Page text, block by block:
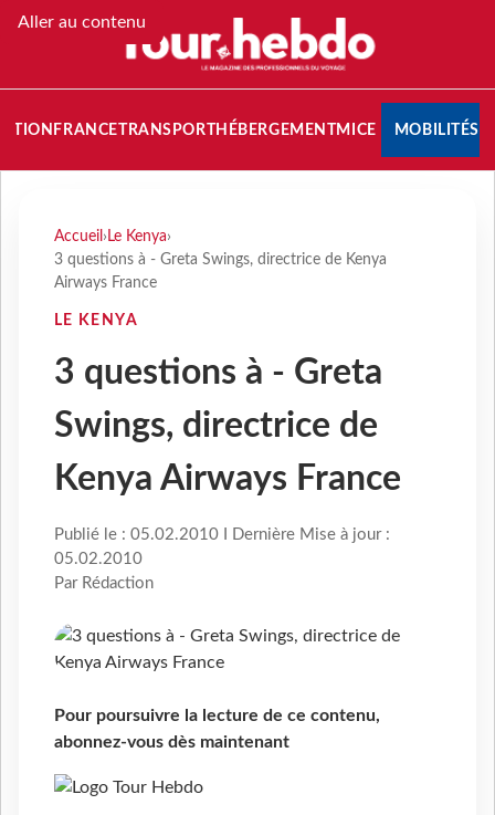
Aller au contenu
FRANCETRANSPORT HÉBERGEMENTMICE MOBILITÉS
Accueil › Le Kenya›
3 questions à - Greta Swings, directrice de Kenya
Airways France
LE KENYA
3 questions à - Greta
Swings, directrice de
Kenya Airways France
Publié le : 05.02.2010 I Dernière Mise à jour :
05.02.2010
Par Rédaction
Pour poursuivre la lecture de ce contenu,
abonnez-vous dès maintenant